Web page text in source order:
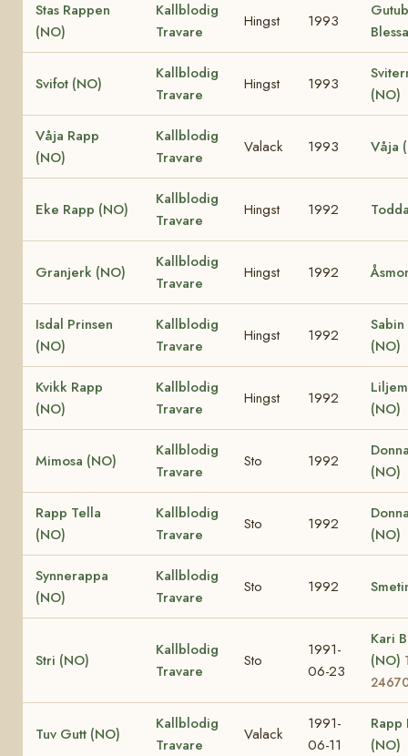
Stas Rappen
(NO)
Kallblodig
Travare
Hingst 1993
Svifot (NO)
Kallblodig
Travare
Hingst 1993
(NO)
Våja Rapp
(NO)
Kallblodig
Travare
Valack 1993 Våja
Eke Rapp (NO)
Kallblodig
Travare
Hingst 1992
Granjerk (NO)
Kallblodig
Travare
Hingst 1992
Isdal Prinsen
(NO)
Kallblodig
Travare
Hingst 1992
Sabin
(NO)
Kvikk Rapp
(NO)
Kallblodig
Travare
Hingst 1992
(NO)
Mimosa (NO)
Kallblodig
Travare
Sto 1992
(NO)
Rapp Tella
(NO)
Kallblodig
Travare
Sto 1992
(NO)
Synnerappa
(NO)
Kallblodig
Travare
Sto 1992
Stri (NO)
Kallblodig
Travare
Sto
1991-
06-23
Kari
(NO)
Tuv Gutt (NO)
Kallblodig
Travare
Valack
1991-
06-11
Rapp
(NO)